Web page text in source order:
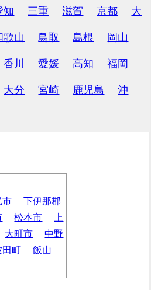
知 三重 滋賀 京都 大
歌山 鳥取 島根 岡山
香川 愛媛 高知 福岡
大分 宮崎 鹿児島 沖
市
下伊那郡
松本市
上
大町市
中野
田町
飯山